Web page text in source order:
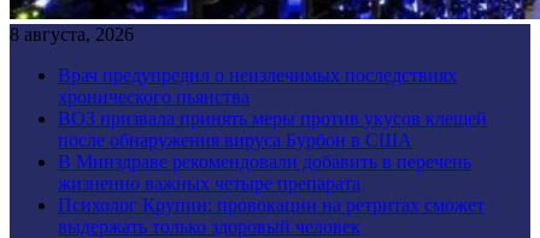
8 августа, 2026
Врач предупредил о неизлечимых последствиях
хронического пьянства
ВОЗ призвала принять меры против укусов клещей
после обнаружения вируса Бурбон в США
В Минздраве рекомендовали добавить в перечень
жизненно важных четыре препарата
Психолог Крупин: провокации на ретритах сможет
выдержать только здоровый человек